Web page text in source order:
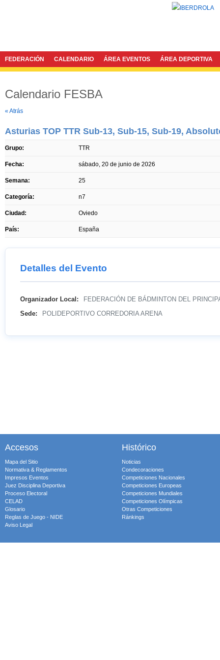
FEDERACIÓN CALENDARIO ÁREA EVENTOS ÁREA DEPORTIVA
Calendario FESBA
« Atrás
Asturias TOP TTR Sub-13, Sub-15, Sub-19,
Grupo: TTR
Fecha: sábado, 20 de junio de 2026
Semana: 25
Categoría: n7
Ciudad: Oviedo
País: España
Detalles del Evento
Organizador Local: FEDERACIÓN DE BÁDMINTON DEL
Sede: POLIDEPORTIVO CORREDORIA ARENA
Accesos
Mapa del Sitio
Normativa & Reglamentos
Impresos Eventos
Juez Disciplina Deportiva
Proceso Electoral
CELAD
Glosario
Reglas de Juego - NIDE
Aviso Legal
Histórico
Noticias
Condecoraciones
Competiciones Nacionales
Competiciones Europeas
Competiciones Mundiales
Competiciones Olímpicas
Otras Competiciones
Ránkings